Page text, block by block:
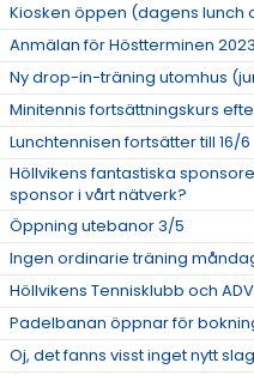
Kiosken öppen (dagens lunch
Anmälan för Höstterminen
Ny drop-in-träning utomhus
Minitennis fortsättningskurs
Lunchtennisen fortsätter till 16/6
Höllvikens fantastiska
sponsor i vårt nätverk?
Öppning utebanor 3/5
Ingen ordinarie träning
Höllvikens Tennisklubb och
Padelbanan öppnar för
Oj, det fanns visst inget nytt